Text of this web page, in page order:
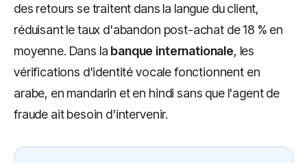
des retours se traitent dans la langue du client,
réduisant le taux d'abandon post-achat de 18 % en
moyenne. Dans la banque internationale, les
vérifications d'identité vocale fonctionnent en
arabe, en mandarin et en hindi sans que l'agent de
fraude ait besoin d'intervenir.